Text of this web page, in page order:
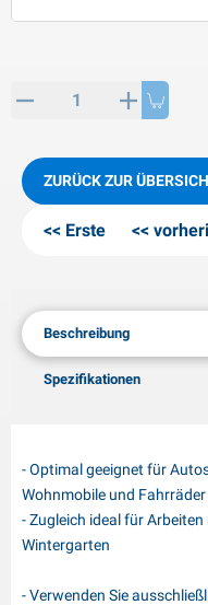
Artikel
ZURÜCK ZUR
Erste
Beschreibung
Spezifikationen
- Optimal geeignet für
Wohnmobile und Fahrräder
- Zugleich ideal für
Wintergarten
- Verwenden Sie